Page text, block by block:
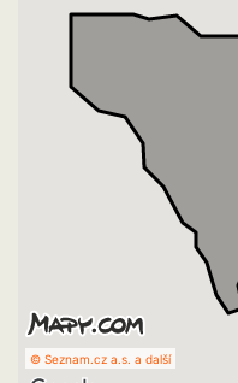
© Seznam.cz a.s. a další